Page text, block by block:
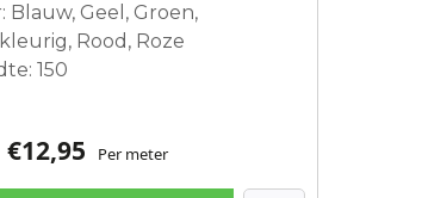
Blauw, Geel, Groen,
Rood, Roze
150
€12,95 Per meter